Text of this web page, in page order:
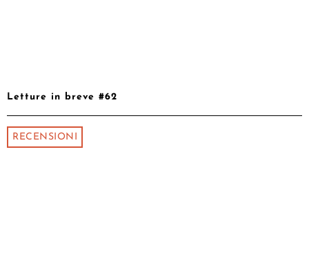
Letture in breve #62
RECENSIONI